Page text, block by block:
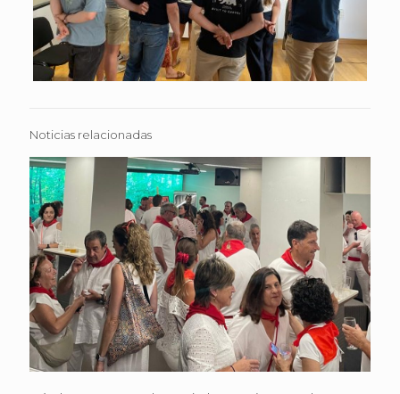
Noticias relacionadas